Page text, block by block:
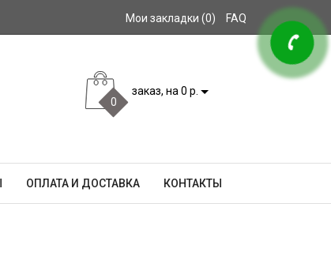
Мои закладки (0) FAQ
0
заказ, на 0 р.
ОПЛАТА И ДОСТАВКА КОНТАКТЫ